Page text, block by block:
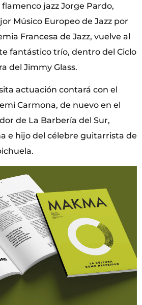
jazz Jorge Pardo,
Músico Europeo de Jazz por
Francesa de Jazz, vuelve al
fantástico trío, dentro del Ciclo
del Jimmy Glass.
actuación contará con el
Carmona, de nuevo en el
de La Barbería del Sur,
e hijo del célebre guitarrista de